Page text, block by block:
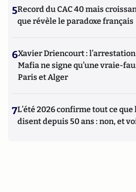
5Record du CAC 40 mais
que révèle le paradoxe français
6Xavier Driencourt :
Mafia ne signe qu’une vraie-
Paris et Alger
7L’été 2026 confirme tout ce
disent depuis 50 ans : non, et